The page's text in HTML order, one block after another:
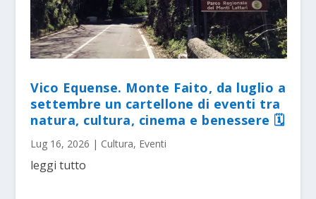
Vico Equense. Monte Faito, da luglio a
settembre un cartellone di eventi tra
natura, cultura, cinema e benessere 🗓
Lug 16, 2026 | Cultura, Eventi
leggi tutto